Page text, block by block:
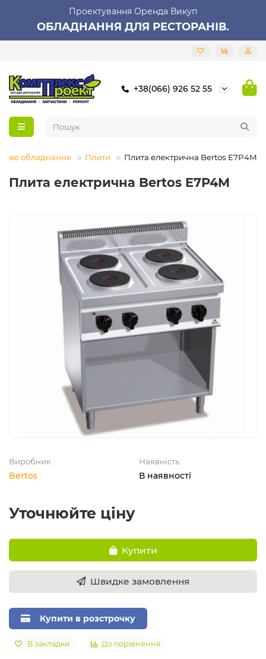
Проектування Оренда Викуп
ОБЛАДНАННЯ ДЛЯ РЕСТОРАНІВ.
+38(066) 926 52 55
обладнання Плити Плита електрична Bertos E7P4M
Плита електрична Bertos E7P4M
Виробник
Bertos
Наявність:
В наявності
Уточнюйте ціну
Купити
Швидке замовлення
Купити в розстрочку
В закладки До порівняння